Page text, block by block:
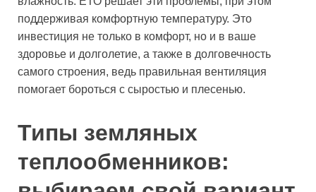
поддерживая комфортную температуру. Это
инвестиция не только в комфорт, но и в ваше
здоровье и долголетие, а также в долговечность
самого строения, ведь правильная вентиляция
помогает бороться с сыростью и плесенью.
Типы земляных
теплообменников: